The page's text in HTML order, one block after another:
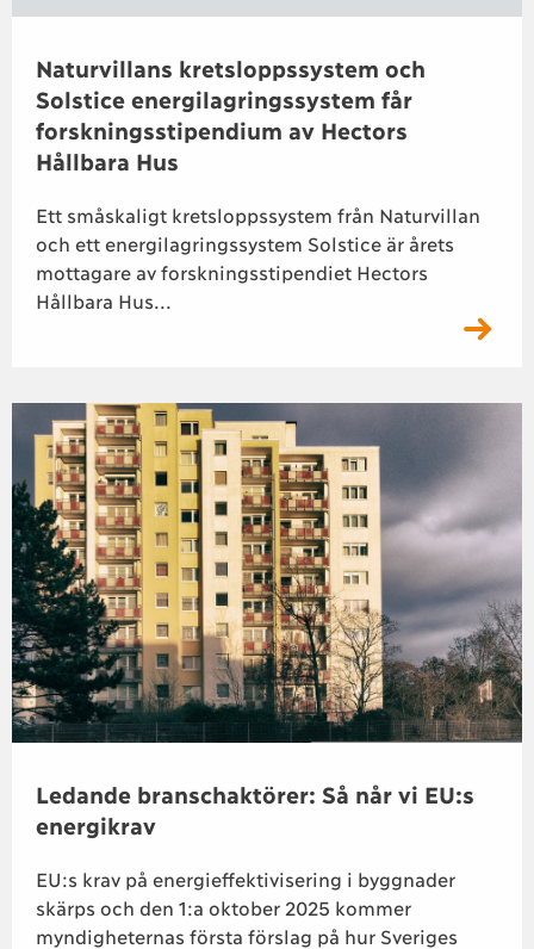
Naturvillans kretsloppssystem och
Solstice energilagringssystem får
forskningsstipendium av Hectors
Hållbara Hus
Ett småskaligt kretsloppssystem från Naturvillan
och ett energilagringssystem Solstice är årets
mottagare av forskningsstipendiet Hectors
Hållbara Hus...
Ledande branschaktörer: Så når vi EU:s
energikrav
EU:s krav på energieffektivisering i byggnader
skärps och den 1:a oktober 2025 kommer
myndigheternas första förslag på hur Sveriges